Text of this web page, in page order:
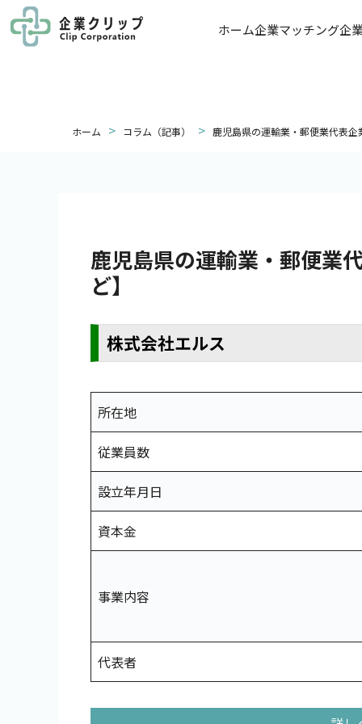
ホーム企業マッチング企
ホーム > コラム（記事） > 鹿児島県の運輸業・郵便業代表
鹿児島県の運輸業・郵便業
ど】
株式会社エルス
所在地
従業員数
設立年月日
資本金
事業内容
代表者